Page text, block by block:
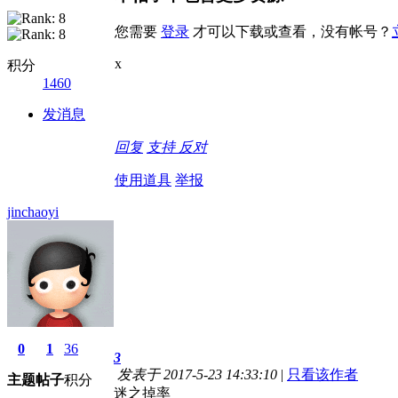
积分
1460
发消息
您需要 登录 才可以下载或查看，没有帐号？
x
回复 支持 反对
使用道具 举报
jinchaoyi
0
主题
1
帖子
36
积分
3
发表于 2017-5-23 14:33:10 | 只看该作者
迷之掉率